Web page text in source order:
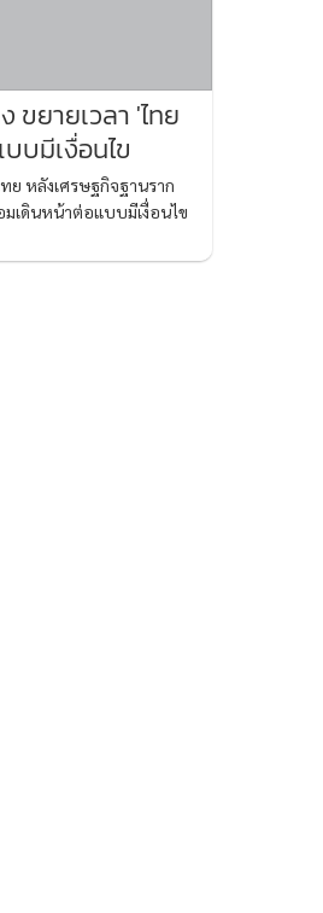
ขยายเวลา 'ไทย
บมีเงื่อนไข
ย หลังเศรษฐกิจฐานราก
เดินหน้าต่อแบบมีเงื่อนไข